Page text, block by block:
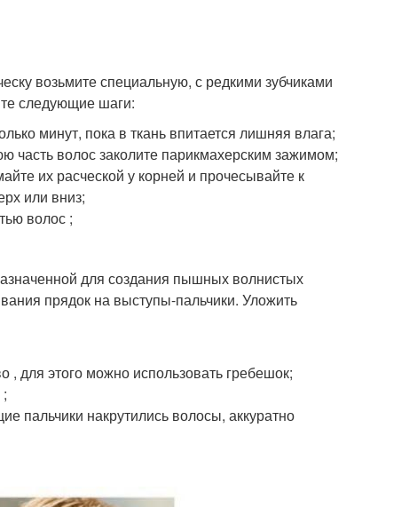
возьмите специальную, с редкими зубчиками
следующие шаги:
минут, пока в ткань впитается лишняя влага;
часть волос заколите парикмахерским зажимом;
их расческой у корней и прочесывайте к
или вниз;
волос ;
для создания пышных волнистых
прядок на выступы-пальчики. Уложить
для этого можно использовать гребешок;
пальчики накрутились волосы, аккуратно